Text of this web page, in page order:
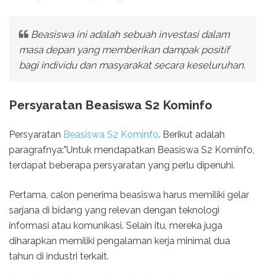
Beasiswa ini adalah sebuah investasi dalam
masa depan yang memberikan dampak positif
bagi individu dan masyarakat secara keseluruhan.
Persyaratan Beasiswa S2 Kominfo
Persyaratan Beasiswa S2 Kominfo. Berikut adalah
paragrafnya:"Untuk mendapatkan Beasiswa S2 Kominfo,
terdapat beberapa persyaratan yang perlu dipenuhi.
Pertama, calon penerima beasiswa harus memiliki gelar
sarjana di bidang yang relevan dengan teknologi
informasi atau komunikasi. Selain itu, mereka juga
diharapkan memiliki pengalaman kerja minimal dua
tahun di industri terkait.